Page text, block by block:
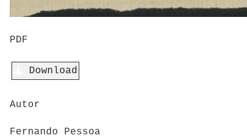
PDF
Download
Autor
Fernando Pessoa